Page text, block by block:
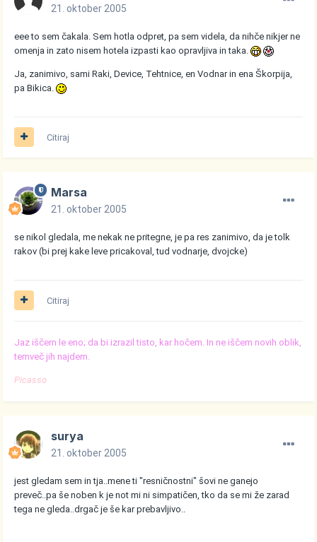
21. oktober 2005
eee to sem čakala. Sem hotla odpret, pa sem videla, da nihče nikjer ne
omenja in zato nisem hotela izpasti kao opravljiva in taka.
Ja, zanimivo, sami Raki, Device, Tehtnice, en Vodnar in ena Škorpija,
pa Bikica.
Citiraj
Marsa
21. oktober 2005
se nikol gledala, me nekak ne pritegne, je pa res zanimivo, da je tolk
rakov (bi prej kake leve pricakoval, tud vodnarje, dvojcke)
Citiraj
Jaz iščem le eno; da bi izrazil tisto, kar hočem. In ne iščem novih oblik,
temveč jih najdem.
Picasso
surya
21. oktober 2005
jest gledam sem in tja..mene ti "resničnostni" šovi ne ganejo
preveč..pa še noben k je not mi ni simpatičen, tko da se mi že zarad
tega ne gleda..drgač je še kar prebavljivo..